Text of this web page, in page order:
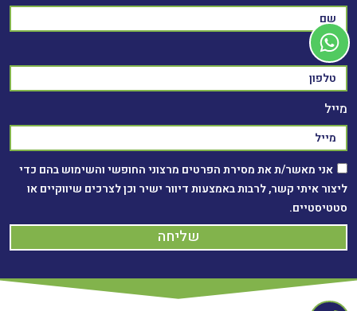
טלפון
מייל
אני מאשר/ת את מסירת הפרטים מרצוני החופשי והשימוש בהם כדי
ליצור איתי קשר, לרבות באמצעות דיוור ישיר וכן לצרכים שיווקיים או
סטטיסטיים.
שליחה